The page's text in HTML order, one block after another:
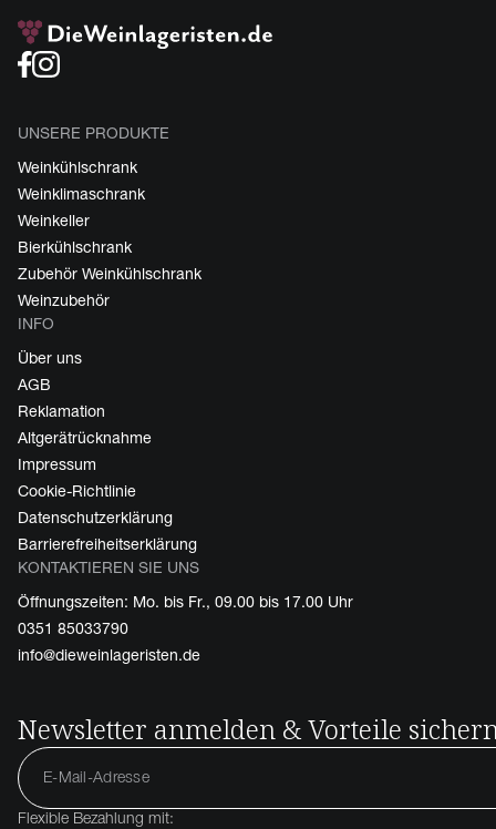
UNSERE PRODUKTE
Weinkühlschrank
Weinklimaschrank
Weinkeller
Bierkühlschrank
Zubehör Weinkühlschrank
Weinzubehör
INFO
Über uns
AGB
Reklamation
Altgerätrücknahme
Impressum
Cookie-Richtlinie
Datenschutzerklärung
Barrierefreiheitserklärung
KONTAKTIEREN SIE UNS
Öffnungszeiten: Mo. bis Fr., 09.00 bis 17.00 Uhr
0351 85033790
info@dieweinlageristen.de
Newsletter anmelden & Vorteile
Flexible Bezahlung mit: